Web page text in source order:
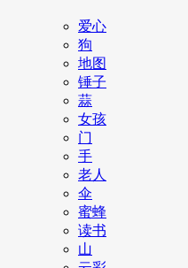
爱心
狗
地图
锤子
蒜
女孩
门
手
老人
伞
蜜蜂
读书
山